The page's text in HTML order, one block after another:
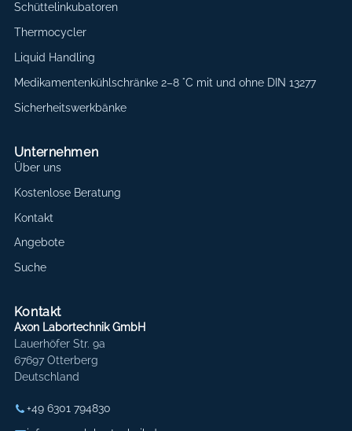
Schüttelinkubatoren
Thermocycler
Liquid Handling
Medikamentenkühlschränke 2–8 °C mit und ohne DIN 13277
Sicherheitswerkbänke
Unternehmen
Über uns
Kostenlose Beratung
Kontakt
Angebote
Suche
Kontakt
Axon Labortechnik GmbH
Lauerhöfer Str. 9a
67697 Otterberg
Deutschland
+49 6301 794830